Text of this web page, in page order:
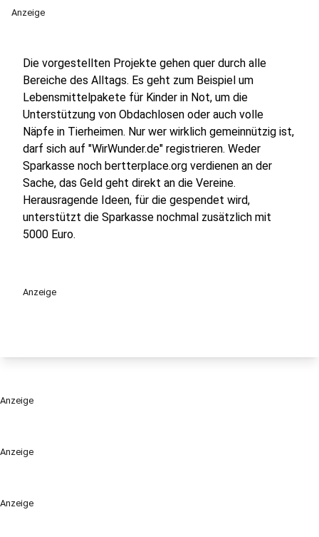
Anzeige
Anzeige
Anzeige
Die vorgestellten Projekte gehen quer durch alle
Bereiche des Alltags. Es geht zum Beispiel um
Lebensmittelpakete für Kinder in Not, um die
Unterstützung von Obdachlosen oder auch volle
Näpfe in Tierheimen. Nur wer wirklich gemeinnützig ist,
darf sich auf "WirWunder.de" registrieren. Weder
Sparkasse noch bertterplace.org verdienen an der
Sache, das Geld geht direkt an die Vereine.
Herausragende Ideen, für die gespendet wird,
unterstützt die Sparkasse nochmal zusätzlich mit
5000 Euro.
Anzeige
Anzeige